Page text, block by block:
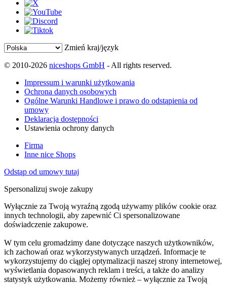
Zmień kraj/język
© 2010-2026 niceshops GmbH - All rights reserved.
Impressum i warunki użytkowania
Ochrona danych osobowych
Ogólne Warunki Handlowe i prawo do odstąpienia od
umowy
Deklaracja dostępności
Ustawienia ochrony danych
Firma
Inne nice Shops
Odstąp od umowy tutaj
Spersonalizuj swoje zakupy
Wyłącznie za Twoją wyraźną zgodą używamy plików cookie oraz
innych technologii, aby zapewnić Ci spersonalizowane
doświadczenie zakupowe.
W tym celu gromadzimy dane dotyczące naszych użytkowników,
ich zachowań oraz wykorzystywanych urządzeń. Informacje te
wykorzystujemy do ciągłej optymalizacji naszej strony internetowej,
wyświetlania dopasowanych reklam i treści, a także do analizy
statystyk użytkowania. Możemy również – wyłącznie za Twoją